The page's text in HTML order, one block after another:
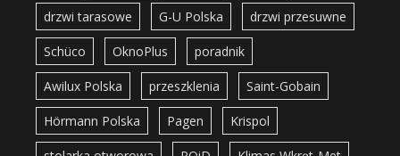
drzwi tarasowe G-U Polska drzwi przesuwne
Schüco OknoPlus poradnik
Awilux Polska przeszklenia Saint-Gobain
Hörmann Polska Pagen Krispol